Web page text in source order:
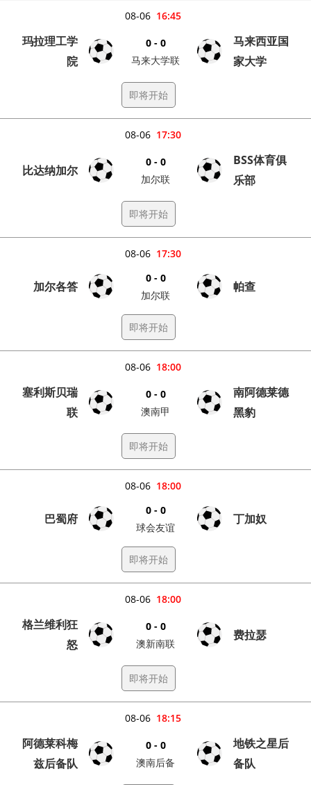
16:45
08-06
玛拉理工学
院
0 - 0
马来大学联
马来西亚国
家大学
即将开始
17:30
08-06
比达纳加尔
0 - 0
加尔联
BSS体育俱
乐部
即将开始
17:30
08-06
加尔各答
0 - 0
加尔联
帕查
即将开始
18:00
08-06
塞利斯贝瑞
联
0 - 0
澳南甲
南阿德莱德
黑豹
即将开始
18:00
08-06
巴蜀府
0 - 0
球会友谊
丁加奴
即将开始
18:00
08-06
格兰维利狂
怒
0 - 0
澳新南联
费拉瑟
即将开始
18:15
08-06
阿德莱科梅
兹后备队
0 - 0
澳南后备
地铁之星后
备队